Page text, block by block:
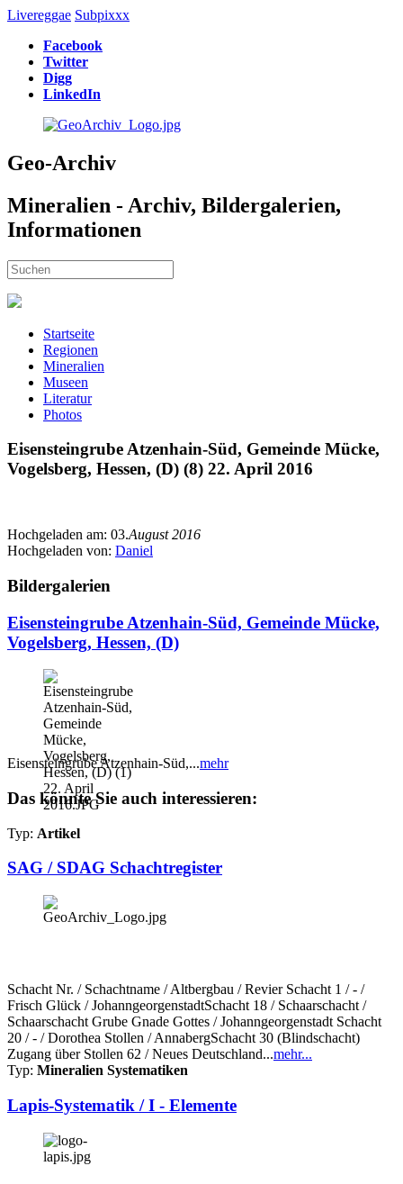
Livereggae Subpixxx
Facebook
Twitter
Digg
LinkedIn
Geo-Archiv
Mineralien - Archiv, Bildergalerien,
Informationen
Startseite
Regionen
Mineralien
Museen
Literatur
Photos
Eisensteingrube Atzenhain-Süd, Gemeinde Mücke,
Vogelsberg, Hessen, (D) (8) 22. April 2016
Hochgeladen am: 03.August 2016
Hochgeladen von: Daniel
Bildergalerien
Eisensteingrube Atzenhain-Süd, Gemeinde Mücke,
Vogelsberg, Hessen, (D)
Eisensteingrube Atzenhain-Süd,...mehr
Das könnte Sie auch interessieren:
Typ: Artikel
SAG / SDAG Schachtregister
Schacht Nr. / Schachtname / Altbergbau / Revier Schacht 1 / - /
Frisch Glück / JohanngeorgenstadtSchacht 18 / Schaarschacht /
Schaarschacht Grube Gnade Gottes / Johanngeorgenstadt Schacht
20 / - / Dorothea Stollen / AnnabergSchacht 30 (Blindschacht)
Zugang über Stollen 62 / Neues Deutschland...mehr...
Typ: Mineralien Systematiken
Lapis-Systematik / I - Elemente